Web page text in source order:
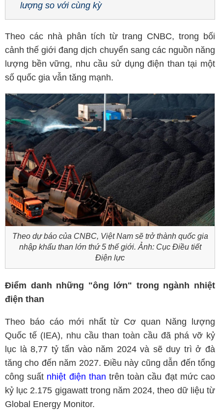
lượng so với cùng kỳ
Theo các nhà phân tích từ trang CNBC, trong bối
cảnh thế giới đang dịch chuyển sang các nguồn năng
lượng bền vững, nhu cầu sử dụng điện than tại một
số quốc gia vẫn tăng mạnh.
Theo dự báo của CNBC, Việt Nam sẽ trở thành quốc gia
nhập khẩu than lớn thứ 5 thế giới. Ảnh: Cục Điều tiết
Điện lực
Điểm danh những "ông lớn" trong ngành nhiệt
điện than
Theo báo cáo mới nhất từ Cơ quan Năng lượng
Quốc tế (IEA), nhu cầu than toàn cầu đã phá vỡ kỷ
lục là 8,77 tỷ tấn vào năm 2024 và sẽ duy trì ở đà
tăng cho đến năm 2027. Điều này cũng dẫn đến tổng
công suất nhiệt điện thantrên toàn cầu đạt mức cao
kỷ lục 2.175 gigawatt trong năm 2024, theo dữ liệu từ
Global Energy Monitor.